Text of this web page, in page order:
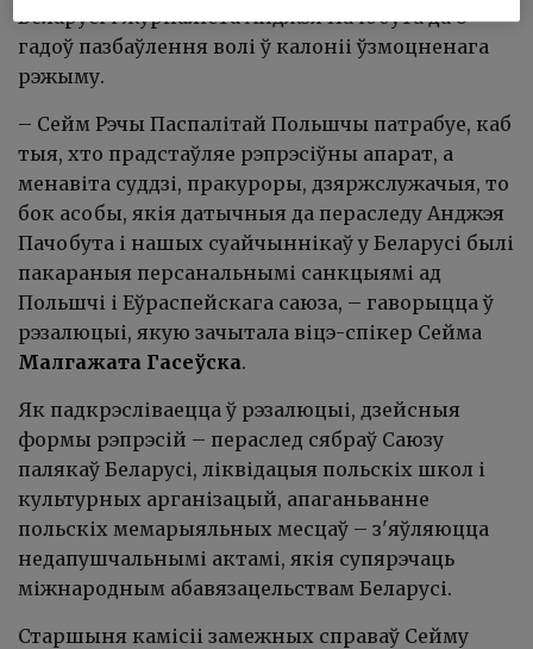
Беларусі і журналіста Анджэя Пачобута да 8
гадоў пазбаўлення волі ў калоніі ўзмоцненага
рэжыму.
– Сейм Рэчы Паспалітай Польшчы патрабуе, каб
тыя, хто прадстаўляе рэпрэсіўны апарат, а
менавіта суддзі, пракуроры, дзяржслужачыя, то
бок асобы, якія датычныя да пераследу Анджэя
Пачобута і нашых суайчыннікаў у Беларусі былі
пакараныя персанальнымі санкцыямі ад
Польшчі і Еўраспейскага саюза, – гаворыцца ў
рэзалюцыі, якую зачытала віцэ-спікер Сейма
Малгажата Гасеўска.
Як падкрэсліваецца ў рэзалюцыі, дзейсныя
формы рэпрэсій – пераслед сябраў Саюзу
палякаў Беларусі, ліквідацыя польскіх школ і
культурных арганізацый, апаганьванне
польскіх мемарыяльных месцаў – з'яўляюцца
недапушчальнымі актамі, якія супярэчаць
міжнародным абавязацельствам Беларусі.
Старшыня камісіі замежных справаў Сейму